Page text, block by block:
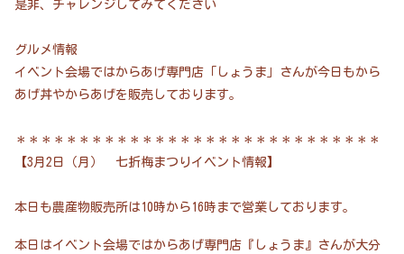
是非、チャレンジしてみてください
グルメ情報
イベント会場ではからあげ専門店「しょうま」さんが今日もから
あげ丼やからあげを販売しております。
＊＊＊＊＊＊＊＊＊＊＊＊＊＊＊＊＊＊＊＊＊＊＊＊＊＊＊＊＊
【3月2日（月） 七折梅まつりイベント情報】
本日も農産物販売所は10時から16時まで営業しております。
本日はイベント会場ではからあげ専門店『しょうま』さんが大分